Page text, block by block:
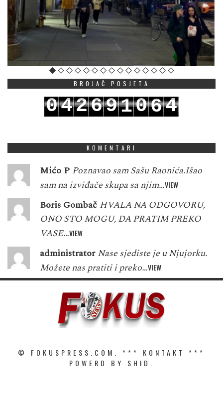
BROJAČ POSJETA
042691064
KOMENTARI
Mićo P Poznavao sam Sašu Raonića.Išao
sam na izviđače skupa sa njim…VIEW
Boris Gombač HVALA NA ODGOVORU,
ONO STO MOGU, DA PRATIM PREKO
VASE…VIEW
administrator Nase sjediste je u Njujorku.
Možete nas pratiti i preko…VIEW
© FOKUSPRESS.COM. *** KONTAKT
***
POWERD BY SHID.